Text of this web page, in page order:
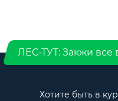
ЛЕС-ТУТ: Закжи все
Хотите быть в